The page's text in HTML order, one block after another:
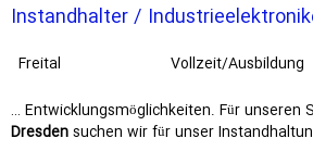
Instandhalter /
Freital Vollzeit/Ausbildung
… Entwicklungsmöglichkeiten. Für unseren
Dresdensuchen wir für unser